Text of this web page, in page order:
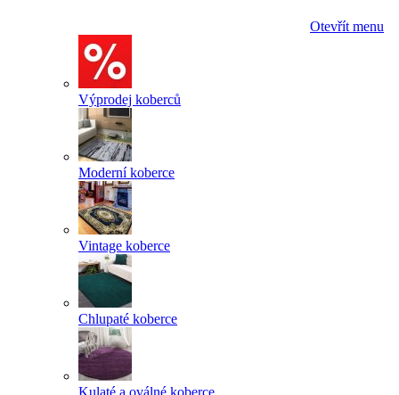
Otevřít menu
Výprodej koberců
Moderní koberce
Vintage koberce
Chlupaté koberce
Kulaté a oválné koberce